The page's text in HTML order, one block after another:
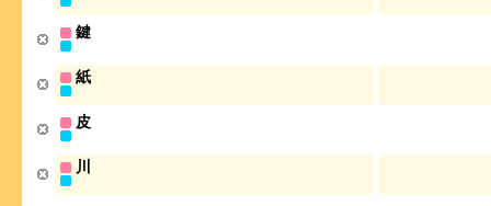
鍵
紙
皮
川